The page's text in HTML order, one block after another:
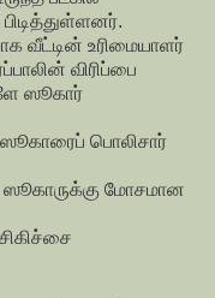
வீட்டின் உரிமையாளர்
விரிப்பை
ஸூகார்
ஸூகாரைப் பொலிசார்
மோசமான